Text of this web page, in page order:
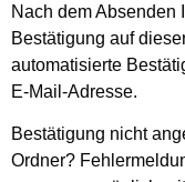
Nach dem Absenden
Bestätigung auf
automatisierte
E-Mail-Adresse.
Bestätigung nicht
Ordner?